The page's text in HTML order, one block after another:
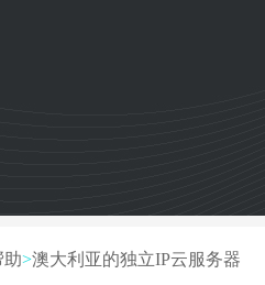
助>澳大利亚的独立IP云服务器